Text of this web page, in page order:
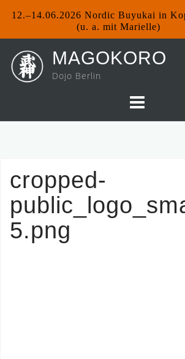
content
MAGOKORO
Dojo Berlin
cropped-
5.png
12.–14.06.2026 Nordic Buyukai in
(u. a. mit Marielle)